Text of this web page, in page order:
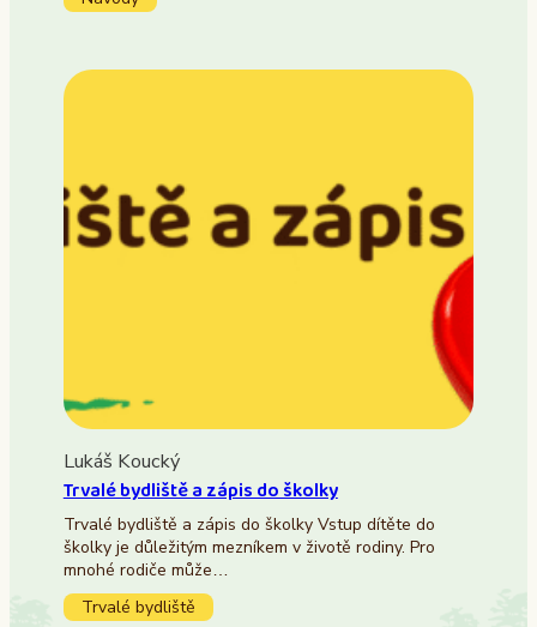
Lukáš Koucký
Trvalé bydliště a zápis do školky
Trvalé bydliště a zápis do školky Vstup dítěte do
školky je důležitým mezníkem v životě rodiny. Pro
mnohé rodiče může…
Trvalé bydliště